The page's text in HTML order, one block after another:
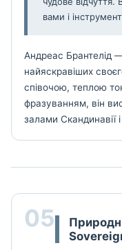
вами і
Андреас Брантелід
найяскравіших
співочою, теплою
фразуванням, він
залами Скандинавії
05